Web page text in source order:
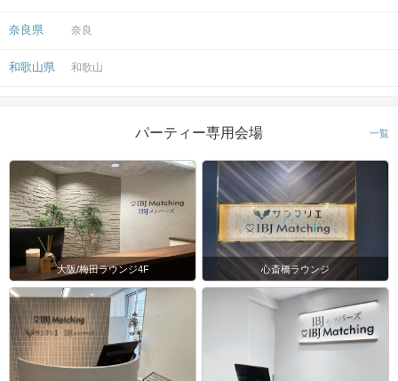
会場
注意事項
15分前より受付開始。1時間半を予
奈良県 奈良
和歌山県 和歌山
パーティー専用会場 一覧
大阪/梅田ラウンジ4F 心斎橋ラウンジ